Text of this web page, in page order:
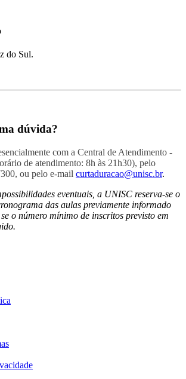
do Sul.
dúvida?
com a Central de Atendimento -
de atendimento: 8h às 21h30), pelo
ou pelo e-mail curtaduracao@unisc.br.
eventuais, a UNISC reserva-se o
das aulas previamente informado
o número mínimo de inscritos previsto em